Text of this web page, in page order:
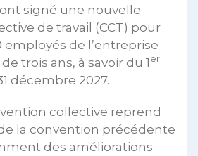
signé une nouvelle
de travail (CCT) pour
employés de l’entreprise
trois ans, à savoir du 1 er
décembre 2027.
collective reprend
la convention précédente
des améliorations